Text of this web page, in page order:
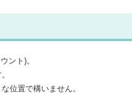
ント)。
位置で構いません。